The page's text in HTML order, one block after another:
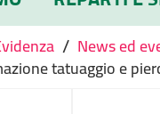
/ News ed
tatuaggio e